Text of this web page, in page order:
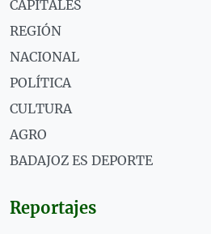
CAPITALES
REGIÓN
NACIONAL
POLÍTICA
CULTURA
AGRO
BADAJOZ ES DEPORTE
Reportajes